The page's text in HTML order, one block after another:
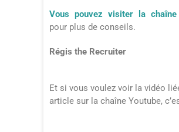
Vous pouvez visiter la chaîne
pour plus de conseils.
Régis the Recruiter
Et si vous voulez voir la vidéo
article sur la chaîne Youtube,